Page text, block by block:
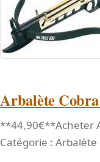
Arbalète
**44,90€**Acheter
Catégorie :